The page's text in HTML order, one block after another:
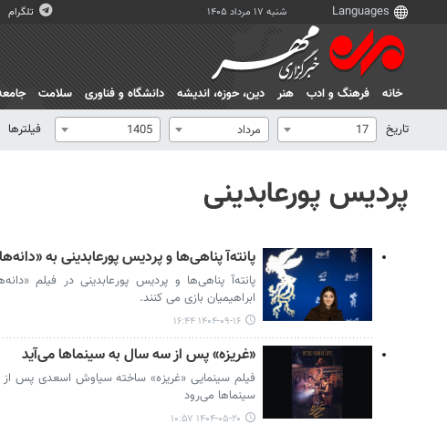
شنبه ۱۷ مرداد ۱۴۰۵ تلگرام
خانه فرهنگ و ادب هنر دين، حوزه، انديشه دانشگاه و فناوری سلامت
تاریخ
17 مرداد 1405 فیلترها
پردیس پورعابدینی
پانته‌آ پناهی‌ها و پردیس پورعابدینی به
پانته‌آ پناهی‌ها و پردیس پورعابدینی در فیلم
ابراهیمیان بازی می کنند.
۱۴۰۴-۰۹-۱۶ ۱۶:۴۴
«غریزه» پس از سه سال به سینماها می‌آید
فیلم سینمایی «غریزه» ساخته سیاوش اسعدی پس
سینماها می‌رود
۱۴۰۴-۰۵-۲۰ ۱۰:۵۷